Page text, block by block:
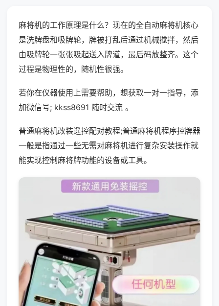
麻将机的工作原理是什么？现在的全自动麻将机核心
是洗牌盘和吸牌轮，牌被打乱后通过机械搅拌，然后
由吸牌轮一张张吸起送入牌道，最后码放整齐。这个
过程是物理性的，随机性很强。
若你在仪器使用上需要帮助，想获取一对一指导，添
加微信号; kkss8691 随时交流 。
普通麻将机改装遥控配对教程;普通麻将机程序控牌器
一般是指通过一些无需对麻将机进行复杂安装操作就
能实现控制麻将牌功能的设备或工具。